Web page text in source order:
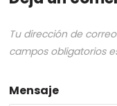
Tu dirección de
campos obligatorios
Mensaje